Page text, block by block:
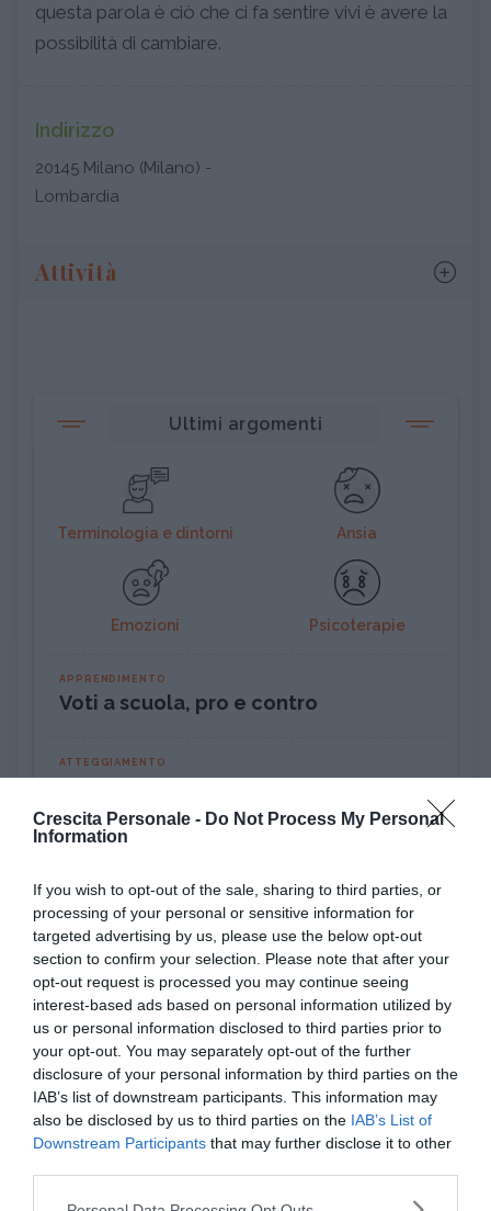
Crescita Personale - Do Not Process My Personal
Information
If you wish to opt-out of the sale, sharing to third parties, or
processing of your personal or sensitive information for
targeted advertising by us, please use the below opt-out
section to confirm your selection. Please note that after your
opt-out request is processed you may continue seeing
interest-based ads based on personal information utilized by
us or personal information disclosed to third parties prior to
your opt-out. You may separately opt-out of the further
disclosure of your personal information by third parties on the
IAB’s list of downstream participants. This information may
also be disclosed by us to third parties on the IAB’s List of
Downstream Participants that may further disclose it to other
Please note that this website/app uses one or more Google
questa parola è ciò che ci fa sentire vivi è avere la
possibilità di cambiare.
Indirizzo
20145 Milano (Milano) -
Lombardia
Attività
Ultimi argomenti
Terminologia e dintorni Ansia
Emozioni Psicoterapie
APPRENDIMENTO
Voti a scuola, pro e contro
ATTEGGIAMENTO
(alla grand...
Pensiero magico: cos'è e perché può
rivelarsi util...
DISAGIO PSICOLOGICO
Ciclotimia, cos'è e come si cura
AMORE
Liberarsi dall'ossessione per una
persona